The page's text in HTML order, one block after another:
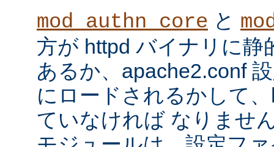
mod_authn_core と
方が httpd バイナリに静
あるか、apache2.conf
にロードされるかして
ていなければ なりませ